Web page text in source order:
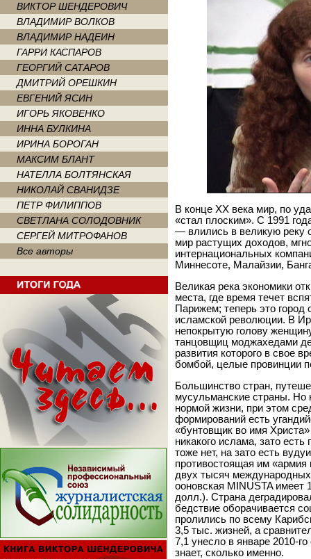
ВИКТОР ШЕНДЕРОВИЧ
ВЛАДИМИР ВОЛКОВ
ВЛАДИМИР НАДЕИН
ГАРРИ КАСПАРОВ
ГЕОРГИЙ САТАРОВ
ДМИТРИЙ ОРЕШКИН
ЕВГЕНИЙ ЯСИН
ИГОРЬ ЯКОВЕНКО
ИННА БУЛКИНА
ИРИНА БОРОГАН
МАКСИМ БЛАНТ
НАТЕЛЛА БОЛТЯНСКАЯ
НИКОЛАЙ СВАНИДЗЕ
ПЕТР ФИЛИППОВ
СВЕТЛАНА СОЛОДОВНИК
СЕРГЕЙ МИТРОФАНОВ
Все авторы
В конце ХХ века мир, по
«стал плоским». С 1991
— влились в великую реку
мир растущих доходов,
интернациональных
Миннесоте, Малайзии,
Великая река экономики
места, где время течет
Парижем; теперь это город
исламской революции. В
непокрытую голову
танцовщиц моджахедами
развития которого в свое
бомбой, целые провинции
Большинство стран,
мусульманские страны. Но
нормой жизни, при этом
формирований есть
«бунтовщик во имя
никакого ислама, зато
тоже нет, на зато есть
противостоящая им
двух тысяч международных
ооновская MINUSTA
долл.). Страна
бедствие оборачивается
пролились по всему
3,5 тыс. жизней, а
7,1 унесло в январе 2010-
знает, сколько именно.